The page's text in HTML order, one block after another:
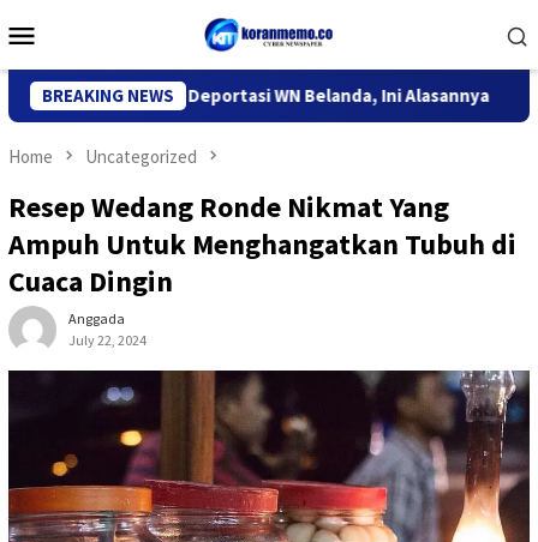
to
Menu
BREAKING NEWS
Kediri Deportasi WN Belanda, Ini Alasannya 9
Home Uncategorized
Resep Wedang Ronde Nikmat Yang
Ampuh Untuk Menghangatkan Tubuh di
Cuaca Dingin
Anggada
July 22, 2024